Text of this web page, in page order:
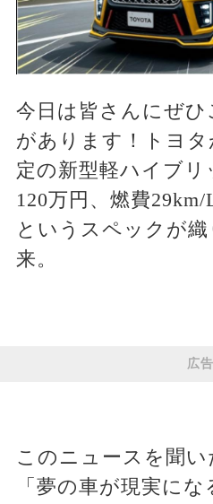
今日は皆さんにぜひ
があります！トヨタ
定の新型軽ハイブリ
120万円、燃費
というスペックが
来。
広告
このニュースを聞
「夢の車が現実に